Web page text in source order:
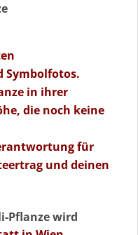
Symbolfotos.
in ihrer
die noch keine
für
und deinen
Pflanze wird